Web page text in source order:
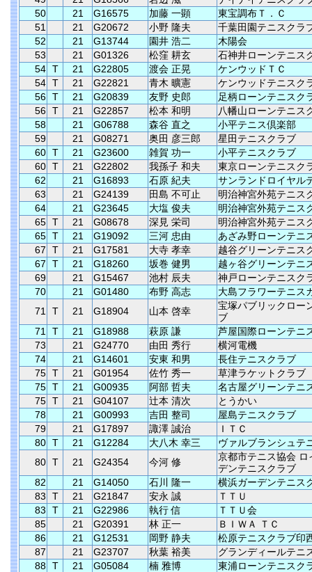
50
21 G16575 加藤 一顕
東宝調布Ｔ．Ｃ
51
21 G20672 小野 隆夫
千葉田園テニスクラ
52
21 G13744 園井 浩二
木陽会
53
21 G01326 松窪 耕玄
石神井ローンテニス
54 T 21 G22805 渡会 正晃
ケンウッドＴＣ
54 T 21 G22821 青木 曠憲
ケンウッドテニスク
56 T 21 G20839 友野 史郎
足柄ローンテニスク
56 T 21 G22857 松本 和明
八幡山ローンテニス
58
21 G06788 森谷 直之
小平テニス倶楽部
59
21 G08271 奥田 彦三郎
星田テニスクラブ
60 T 21 G23600 雑賀 功一
小平テニスクラブ
60 T 21 G22802 我孫子 和夫
東京ローンテニスク
62
21 G16893 石原 紀夫
サンランドロイヤル
63
21 G24139 田島 不可止
明治神宮外苑テニス
64
21 G23645 大塩 俊夫
明治神宮外苑テニス
65 T 21 G08678 深見 栄司
明治神宮外苑テニス
65 T 21 G19092 三河 忠由
あざみ野ローンテニ
67
T 21 G17581 大寺 孝幸
越谷グリーンテニス
67
T 21 G18260 坂巻 健男
越ヶ谷グリーンテニ
69
21 G15467 池村 辰夫
神戸ローンテニスク
70
21 G01480 布野 高志
大島フラワーテニス
71
T 21 G18904 山本 啓幸
宝塚パブリックロー
ブ
71
T 21 G18988 萩原 謙
芦屋国際ローンテニ
73
21 G24770 由田 秀行
横河電機
74
21 G14601 安東 和男
長住テニスクラブ
75 T 21 G01954 佐竹 秀一
草津ラケットクラブ
75 T 21 G00935 阿部 哲夫
名古屋グリーンテニ
75 T 21 G04107 辻本 清次
とうかい
78
21 G00993 吉田 整司
屋島テニスクラブ
79
21 G17897 諏澤 誠治
ＩＴＣ
80 T 21 G12284 大八木 幸三
ヴァルブランシュテ
80 T 21 G24354 今河 修
京都市テニス協会 ロ
デンテニスクラブ
82
21 G14050 石川 隆一
横浜ガーデンテニス
83
T 21 G21847 安永 誠
ＴＴＵ
83
T 21 G22986 執行 信
ＴＴＵ会
85
21 G20391 林 正一
ＢＩＷＡ ＴＣ
86
21 G12531 岡野 静夫
松原テニスクラブ印
87
21 G23707 秋葉 裕美
グランディールテニ
88 T 21 G05084 楠 雅博
東浦ローンテニスク